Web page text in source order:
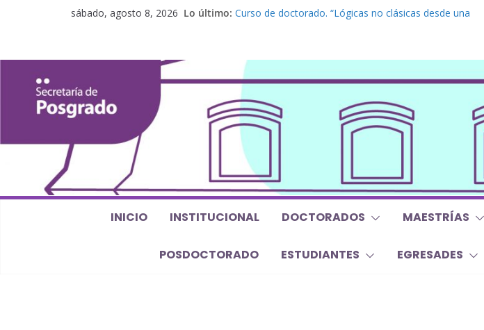
sábado, agosto 8, 2026 Lo último: Curso de doctorado. “Lógicas no clásicas desde una
Curso de posgrado. Inglés. “Nivel 1”
Curso de doctorado “Mirar, juzgar, sentir”
Defensas de Tesis y Trabajos Finales | Agosto 2026
INICIO INSTITUCIONAL DOCTORADOS MAESTRÍAS
POSDOCTORADO ESTUDIANTES EGRESADES